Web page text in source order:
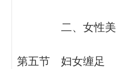
二、女性美
第五节 妇女缠